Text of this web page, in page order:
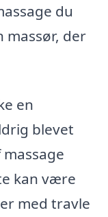
du
der
en
blevet
kan være
med travle